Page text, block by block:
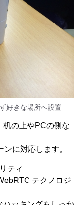
好きな場所へ設置
机の上やPCの側な
に対応します。
ティ
テクノロジ